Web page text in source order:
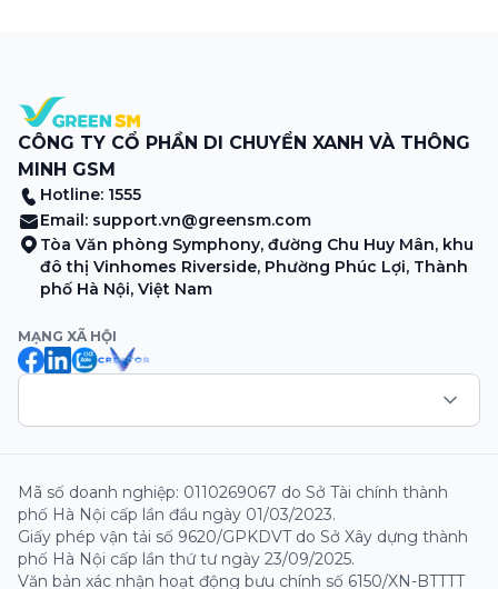
CÔNG TY CỔ PHẦN DI CHUYỂN XANH VÀ THÔNG
MINH GSM
Hotline: 1555
Email: support.vn@greensm.com
Tòa Văn phòng Symphony, đường Chu Huy Mân, khu
đô thị Vinhomes Riverside, Phường Phúc Lợi, Thành
phố Hà Nội, Việt Nam
MẠNG XÃ HỘI
Mã số doanh nghiệp: 0110269067 do Sở Tài chính thành
phố Hà Nội cấp lần đầu ngày 01/03/2023.
Giấy phép vận tải số 9620/GPKDVT do Sở Xây dựng thành
phố Hà Nội cấp lần thứ tư ngày 23/09/2025.
Văn bản xác nhận hoạt động bưu chính số 6150/XN-BTTTT